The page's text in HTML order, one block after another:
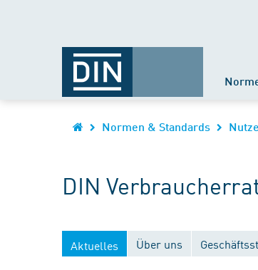
Normen & Standards
DIN
Aktuelles Über uns